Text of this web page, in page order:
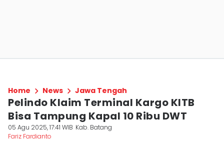
Home News Jawa Tengah
Pelindo Klaim Terminal Kargo KITB
Bisa Tampung Kapal 10 Ribu DWT
05 Agu 2025, 17:41 WIB Kab. Batang
Fariz Fardianto